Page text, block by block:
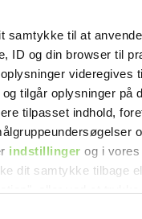
samtykke til at
ID og din browser til
videregives
tilgår oplysninger på
tilpasset indhold,
indstillinger og i vores
dit samtykke tilbage
sent hjem.
og ikke
også gjort
gift.